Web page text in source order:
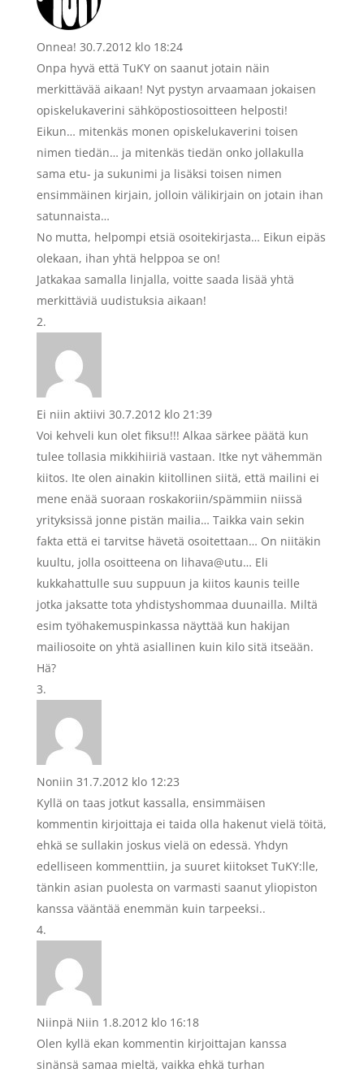
Onnea! 30.7.2012 klo 18:24
Onpa hyvä että TuKY on saanut jotain näin
merkittävää aikaan! Nyt pystyn arvaamaan jokaisen
opiskelukaverini sähköpostiosoitteen helposti!
Eikun… mitenkäs monen opiskelukaverini toisen
nimen tiedän… ja mitenkäs tiedän onko jollakulla
sama etu- ja sukunimi ja lisäksi toisen nimen
ensimmäinen kirjain, jolloin välikirjain on jotain ihan
satunnaista…
No mutta, helpompi etsiä osoitekirjasta… Eikun eipäs
olekaan, ihan yhtä helppoa se on!
Jatkakaa samalla linjalla, voitte saada lisää yhtä
merkittäviä uudistuksia aikaan!
Ei niin aktiivi 30.7.2012 klo 21:39
Voi kehveli kun olet fiksu!!! Alkaa särkee päätä kun
tulee tollasia mikkihiiriä vastaan. Itke nyt vähemmän
kiitos. Ite olen ainakin kiitollinen siitä, että mailini ei
mene enää suoraan roskakoriin/spämmiin niissä
yrityksissä jonne pistän mailia… Taikka vain sekin
fakta että ei tarvitse hävetä osoitettaan… On niitäkin
kuultu, jolla osoitteena on lihava@utu… Eli
kukkahattulle suu suppuun ja kiitos kaunis teille
jotka jaksatte tota yhdistyshommaa duunailla. Miltä
esim työhakemuspinkassa näyttää kun hakijan
mailiosoite on yhtä asiallinen kuin kilo sitä itseään.
Hä?
Noniin 31.7.2012 klo 12:23
Kyllä on taas jotkut kassalla, ensimmäisen
kommentin kirjoittaja ei taida olla hakenut vielä töitä,
ehkä se sullakin joskus vielä on edessä. Yhdyn
edelliseen kommenttiin, ja suuret kiitokset TuKY:lle,
tänkin asian puolesta on varmasti saanut yliopiston
kanssa vääntää enemmän kuin tarpeeksi..
Niinpä Niin 1.8.2012 klo 16:18
Olen kyllä ekan kommentin kirjoittajan kanssa
sinänsä samaa mieltä, vaikka ehkä turhan